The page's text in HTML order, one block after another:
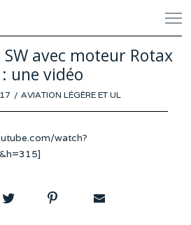
avec moteur Rotax
: une vidéo
AVIATION LÉGÈRE ET UL
watch?